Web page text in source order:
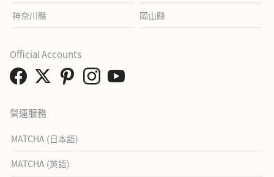
神奈川縣 岡山縣
營運服務
MATCHA (日本語)
MATCHA (英語)
Official Accounts